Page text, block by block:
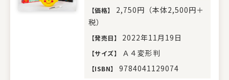
【価格】
2,750円（本体2,500円＋
税）
【発売日】 2022年11月19日
【サイズ】 Ａ４変形判
【ISBN】 9784041129074